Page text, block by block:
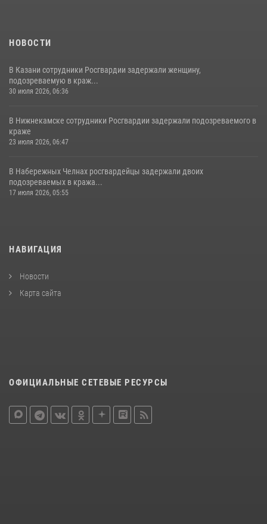
НОВОСТИ
В Казани сотрудники Росгвардии задержали женщину,
подозреваемую в краж...
30 июля 2026, 06:36
В Нижнекамске сотрудники Росгвардии задержали подозреваемого в
краже
23 июля 2026, 06:47
В Набережных Челнах росгвардейцы задержали двоих
подозреваемых в кража...
17 июля 2026, 05:55
НАВИГАЦИЯ
Новости
Карта сайта
ОФИЦИАЛЬНЫЕ СЕТЕВЫЕ РЕСУРСЫ